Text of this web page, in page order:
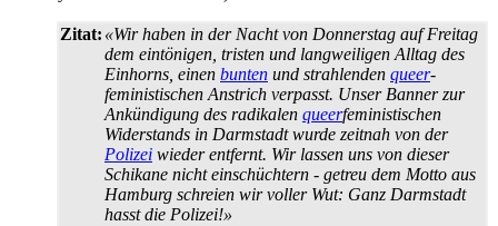
Zitat: «Wir haben in der Nacht von Donnerstag auf Freitag
dem eintönigen, tristen und langweiligen Alltag des
Einhorns, einen bunten und strahlenden queer­
feministischen Anstrich verpasst. Unser Banner zur
Ankündigung des radikalen queer­feministischen
Widerstands in Darmstadt wurde zeitnah von der
Polizei wieder entfernt. Wir lassen uns von dieser
Schikane nicht einschüchtern - getreu dem Motto aus
Hamburg schreien wir voller Wut: Ganz Darmstadt
hasst die Polizei!»